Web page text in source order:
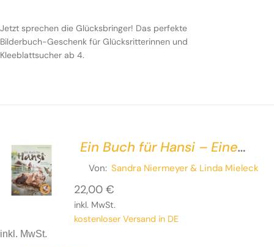
Jetzt sprechen die Glücksbringer! Das perfekte
Bilderbuch-Geschenk für Glücksritterinnen und
Kleeblattsucher ab 4.
Ein Buch für Hansi – Eine
ziemlich wahre Geschichte
Von: Sandra Niermeyer& Linda Mieleck
22,00 €
inkl. MwSt.
kostenloser Versand in DE
inkl. MwSt.